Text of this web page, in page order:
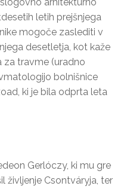
arhitekturno
letih prejšnjega
mogoče zaslediti v
desetletja, kot kaže
travme (uradno
bolnišnice
ki je bila odprta leta
Gerlóczy, ki mu gre
življenje Csontváryja, ter